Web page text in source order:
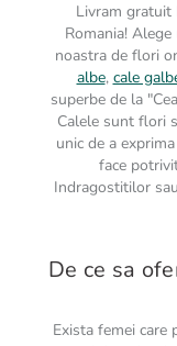
Livram gratuit
Romania!
noastra de flori
albe, cale
superbe de la
Calele sunt flori
unic de a
face
Indragostitilor
De ce sa
Exista femei care